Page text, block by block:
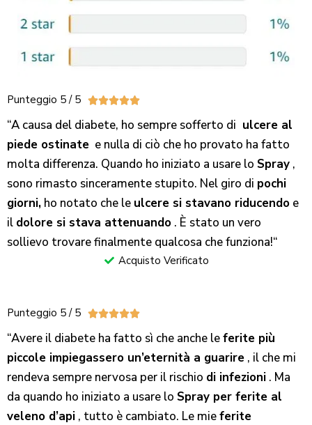
Punteggio 5 / 5 
“A causa del diabete, ho sempre sofferto di ulcere al
piede ostinate e nulla di ciò che ho provato ha fatto
molta differenza. Quando ho iniziato a usare lo Spray ,
sono rimasto sinceramente stupito. Nel giro di pochi
giorni, ho notato che le ulcere si stavano riducendo e
il dolore si stava attenuando . È stato un vero
sollievo trovare finalmente qualcosa che funziona!“
Acquisto Verificato
Punteggio 5 / 5 
“Avere il diabete ha fatto sì che anche leferite più
piccole impiegassero un’eternità a guarire , il che mi
rendeva sempre nervosa per il rischio di infezioni . Ma
da quando ho iniziato a usare lo Spray per ferite al
veleno d’api , tutto è cambiato. Le mieferite